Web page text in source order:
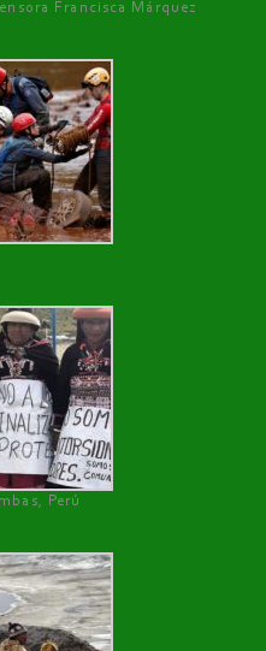
Francisca Márquez
Perú